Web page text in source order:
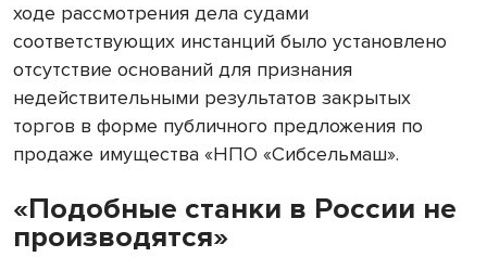
ходе рассмотрения дела судами
соответствующих инстанций было установлено
отсутствие оснований для признания
недействительными результатов закрытых
торгов в форме публичного предложения по
продаже имущества «НПО «Сибсельмаш».
«Подобные станки в России не
производятся»